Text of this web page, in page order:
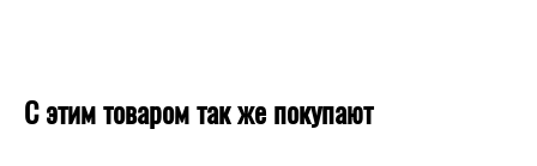
С этим товаром так же покупают